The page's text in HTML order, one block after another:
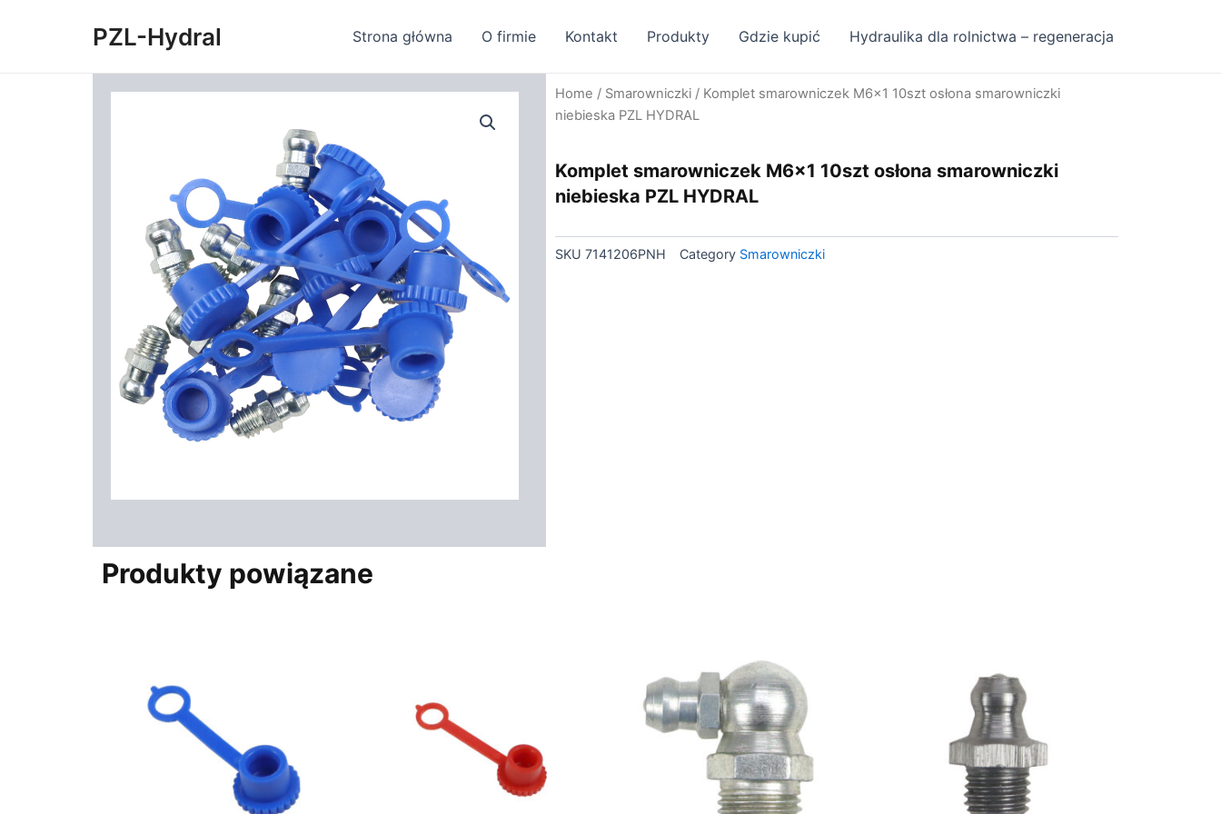
PZL-Hydral Strona główna O firmie Kontakt Produkty Gdzie kupić Hydraulika dla rolnictwa – regeneracja
Home / Smarowniczki / Komplet smarowniczek M6x1 10szt osłona smarowniczki
niebieska PZL HYDRAL
Komplet smarowniczek M6x1 10szt osłona smarowniczki
niebieska PZL HYDRAL
SKU 7141206PNH Category Smarowniczki
Produkty powiązane